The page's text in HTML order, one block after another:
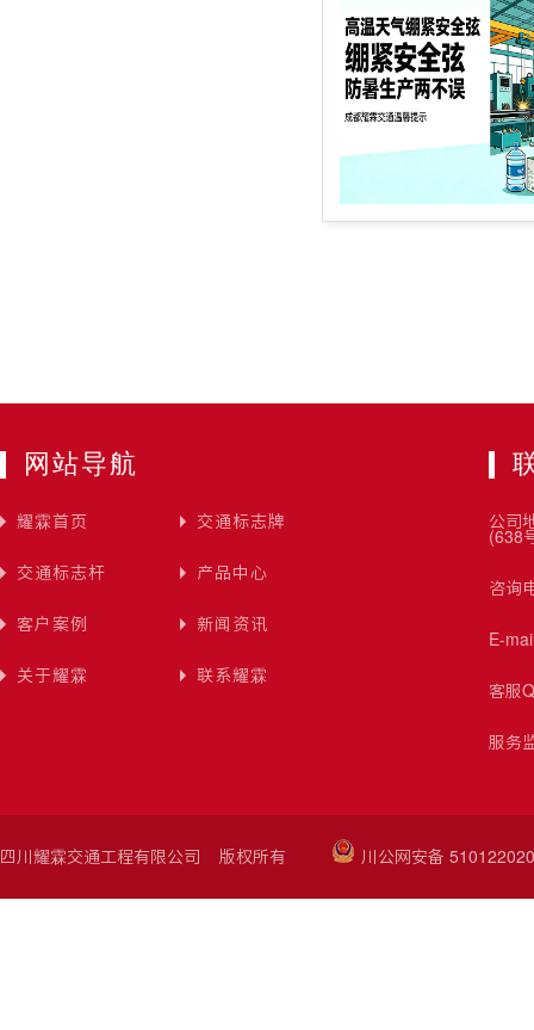
网站导航
耀霖首页 交通标志牌
交通标志杆 产品中心
客户案例 新闻资讯
关于耀霖 联系耀霖
公司
(638
咨询
E-
客服
服务
四川耀霖交通工程有限公司 版权所有 川公网安备